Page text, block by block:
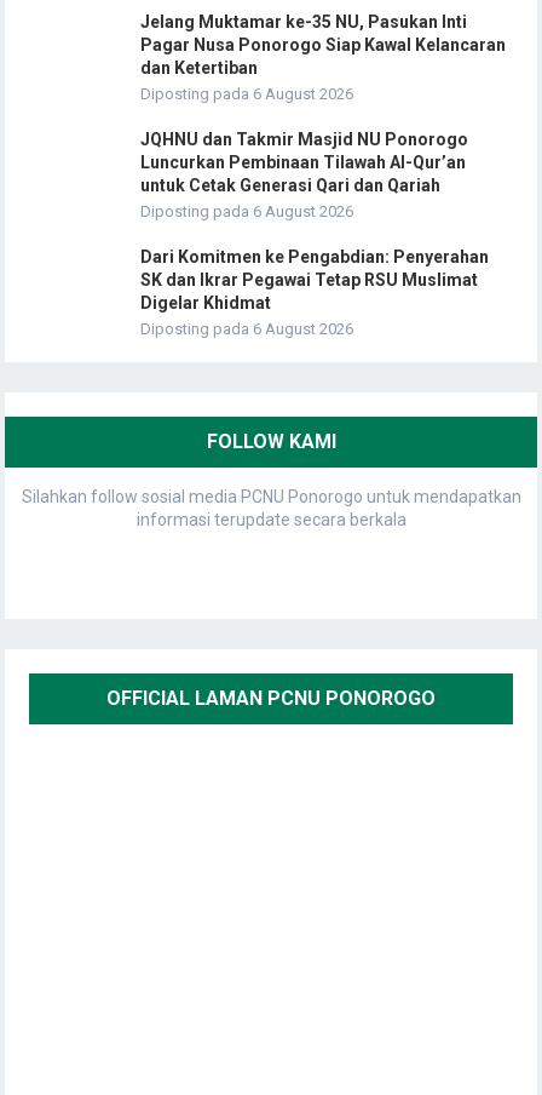
Jelang Muktamar ke-35 NU, Pasukan Inti
Pagar Nusa Ponorogo Siap Kawal Kelancaran
dan Ketertiban
Diposting pada 6 August 2026
JQHNU dan Takmir Masjid NU Ponorogo
Luncurkan Pembinaan Tilawah Al-Qur’an
untuk Cetak Generasi Qari dan Qariah
Diposting pada 6 August 2026
Dari Komitmen ke Pengabdian: Penyerahan
SK dan Ikrar Pegawai Tetap RSU Muslimat
Digelar Khidmat
Diposting pada 6 August 2026
FOLLOW KAMI
Silahkan follow sosial media PCNU Ponorogo untuk mendapatkan
informasi terupdate secara berkala
OFFICIAL LAMAN PCNU PONOROGO